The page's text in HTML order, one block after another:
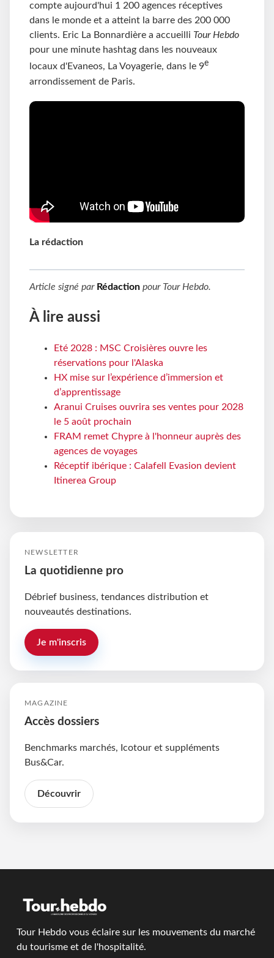
compte aujourd'hui 1 200 agences réceptives
dans le monde et a atteint la barre des 200 000
clients. Eric La Bonnardière a accueilli Tour Hebdo
pour une minute hashtag dans les nouveaux
locaux d'Evaneos, La Voyagerie, dans le 9e
arrondissement de Paris.
La rédaction
Article signé par Rédaction pour Tour Hebdo.
À lire aussi
Eté 2028 : MSC Croisières ouvre les
réservations pour l'Alaska
HX mise sur l’expérience d’immersion et
d’apprentissage
Aranui Cruises ouvrira ses ventes pour 2028
le 5 août prochain
FRAM remet Chypre à l'honneur auprès des
agences de voyages
Réceptif ibérique : Calafell Evasion devient
Itinerea Group
NEWSLETTER
La quotidienne pro
Débrief business, tendances distribution et
nouveautés destinations.
Je m'inscris
MAGAZINE
Accès dossiers
Benchmarks marchés, Icotour et suppléments
Bus&Car.
Découvrir
Tour Hebdo vous éclaire sur les mouvements du marché
du tourisme et de l'hospitalité.